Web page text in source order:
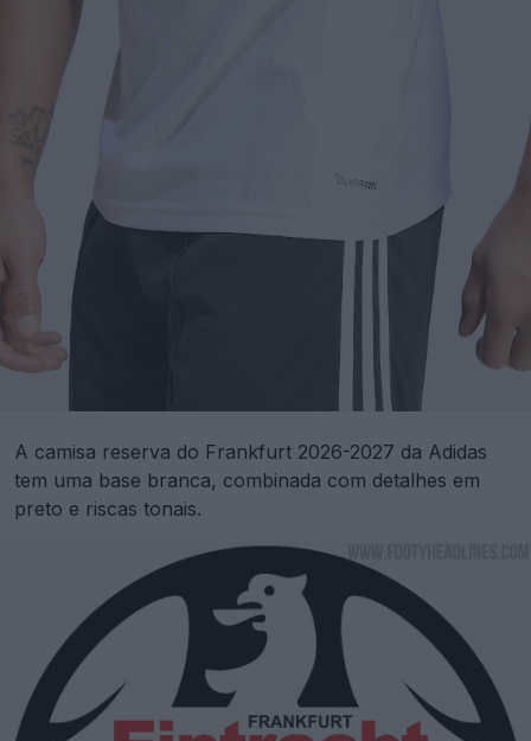
A camisa reserva do Frankfurt 2026-2027 da Adidas
tem uma base branca, combinada com detalhes em
preto e riscas tonais.